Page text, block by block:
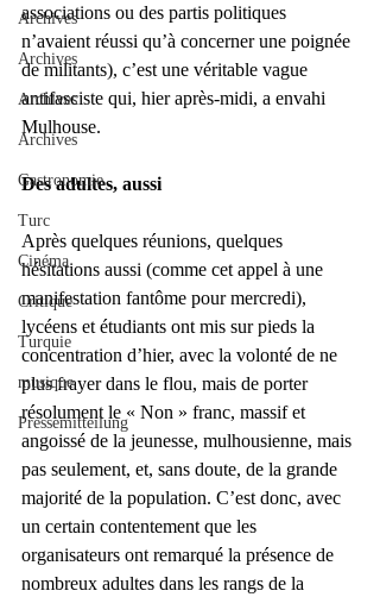
Archives
Archives
Archives
Archives
Gastronomie
Turc
Cinéma
Critique
Turquie
musique
Pressemitteilung
associations ou des partis politiques
n’avaient réussi qu’à concerner une poignée
de militants), c’est une véritable vague
antifasciste qui, hier après-midi, a envahi
Mulhouse.
Des adultes, aussi
Après quelques réunions, quelques
hésitations aussi (comme cet appel à une
manifestation fantôme pour mercredi),
lycéens et étudiants ont mis sur pieds la
concentration d’hier, avec la volonté de ne
plus frayer dans le flou, mais de porter
résolument le « Non » franc, massif et
angoissé de la jeunesse, mulhousienne, mais
pas seulement, et, sans doute, de la grande
majorité de la population. C’est donc, avec
un certain contentement que les
organisateurs ont remarqué la présence de
nombreux adultes dans les rangs de la